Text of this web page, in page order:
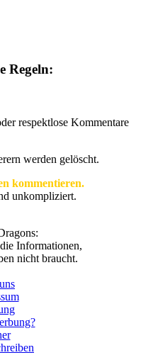
Regeln:
respektlose Kommentare
werden gelöscht.
kommentieren.
unkompliziert.
Informationen,
nicht braucht.